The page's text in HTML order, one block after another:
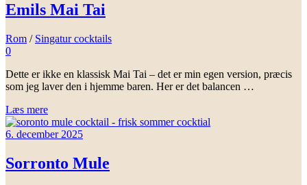
Emils Mai Tai
Rom / Singatur cocktails
0
Dette er ikke en klassisk Mai Tai – det er min egen version, præcis
som jeg laver den i hjemme baren. Her er det balancen …
Læs mere
6. december 2025
Sorronto Mule